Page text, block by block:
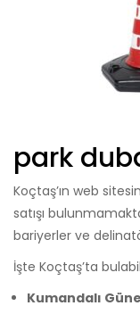
park
Koçtaş’ın web
satışı
bariyerler ve
İşte Koçtaş’ta
Kumandalı